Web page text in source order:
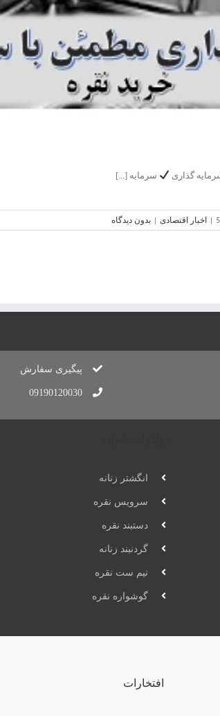
گذاری سرمایه [...]
| اخبار اقتصادی | بدون دیدگاه
پیگیری سفارش
09190120030
انگشتر زنانه
سرویس نقره
دستبند نقره
گردنبند زنانه
نیم ست نقره
گوشواره نقره
افتخارات